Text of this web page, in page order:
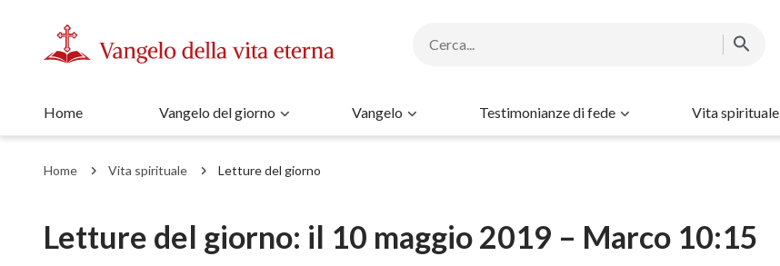
Home Vangelo del giorno Vangelo Testimonianze di fede Vita spirituale
Home Vita spirituale Letture del giorno
Letture del giorno: il 10 maggio 2019 – Marco 10:15